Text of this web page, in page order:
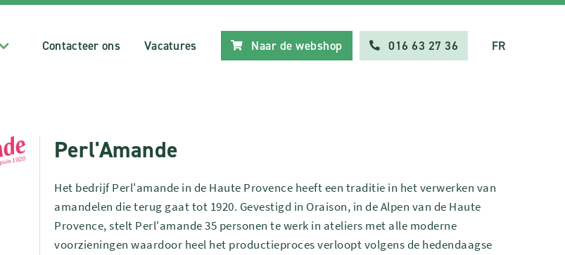
Contacteer ons Vacatures Naar de webshop 016 63 27 36 FR
Perl'Amande
Het bedrijf Perl'amande in de Haute Provence heeft een traditie in het verwerken van
amandelen die terug gaat tot 1920. Gevestigd in Oraison, in de Alpen van de Haute
Provence, stelt Perl'amande 35 personen te werk in ateliers met alle moderne
voorzieningen waardoor heel het productieproces verloopt volgens de hedendaagse